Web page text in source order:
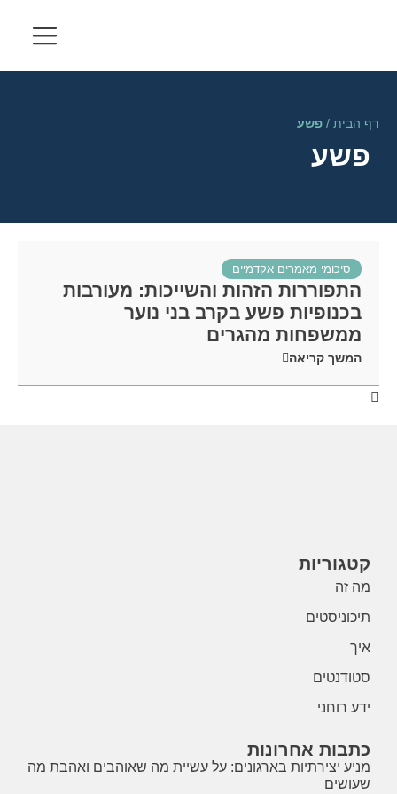
דף הבית / פשע
פשע
סיכומי מאמרים אקדמיים
התפוררות הזהות והשייכות: מעורבות
בכנופיות פשע בקרב בני נוער
ממשפחות מהגרים
המשך קריאה
קטגוריות
מה זה
תיכוניסטים
איך
סטודנטים
ידע רוחני
כתבות אחרונות
מניע יצירתיות בארגונים: על עשיית מה שאוהבים ואהבת מה
שעושים